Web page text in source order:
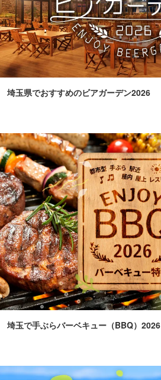
埼玉県でおすすめのビアガーデン2026
埼玉で手ぶらバーベキュー（BBQ）2026